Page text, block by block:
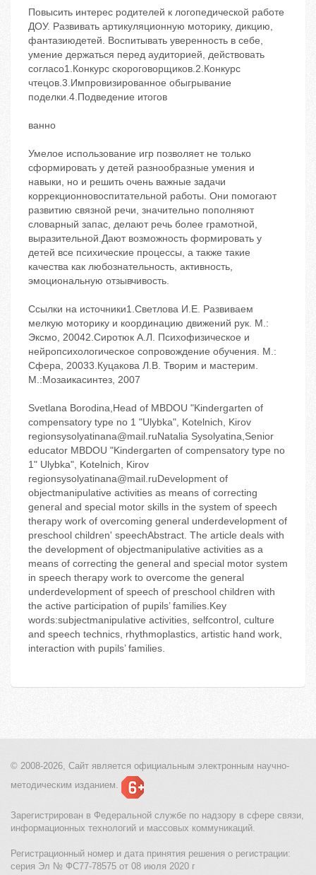
Повысить интерес родителей к логопедической работе
ДОУ. Развивать артикуляционную моторику, дикцию,
фантазиюдетей. Воспитывать уверенность в себе,
умение держаться перед аудиторией, действовать
согласо1.Конкурс скороговорщиков.2.Конкурс
чтецов.3.Импровизированное обыгрывание
поделки.4.Подведение итогов
ванно
Умелое использование игр позволяет не только
сформировать у детей разнообразные умения и
навыки, но и решить очень важные задачи
коррекционновоспитательной работы. Они помогают
развитию связной речи, значительно пополняют
словарный запас, делают речь более грамотной,
выразительной.Дают возможность формировать у
детей все психические процессы, а также такие
качества как любознательность, активность,
эмоциональную отзывчивость.
Ссылки на источники1.Светлова И.Е. Развиваем
мелкую моторику и координацию движений рук. М.:
Эксмо, 20042.Сиротюк А.Л. Психофизическое и
нейропсихологическое сопровождение обучения. М.:
Сфера, 20033.Куцакова Л.В. Творим и мастерим.
М.:Мозаикасинтез, 2007
Svetlana Borodina,Head of MBDOU "Kindergarten of
compensatory type no 1 "Ulybka", Kotelnich, Kirov
regionsysolyatinana@mail.ruNatalia Sysolyatina,Senior
educator MBDOU "Kindergarten of compensatory type no
1" Ulybka", Kotelnich, Kirov
regionsysolyatinana@mail.ruDevelopment of
objectmanipulative activities as means of correcting
general and special motor skills in the system of speech
therapy work of overcoming general underdevelopment of
preschool children' speechAbstract. The article deals with
the development of objectmanipulative activities as a
means of correcting the general and special motor system
in speech therapy work to overcome the general
underdevelopment of speech of preschool children with
the active participation of pupils’ families.Key
words:subjectmanipulative activities, selfcontrol, culture
and speech technics, rhythmoplastics, artistic hand work,
interaction with pupils’ families.
© 2008-2026, Сайт является официальным электронным научно-
методическим изданием.
Зарегистрирован в Федеральной службе по надзору в сфере связи,
информационных технологий и массовых коммуникаций.
Регистрационный номер и дата принятия решения о регистрации:
серия Эл № ФС77-78575 от 08 июля 2020 г